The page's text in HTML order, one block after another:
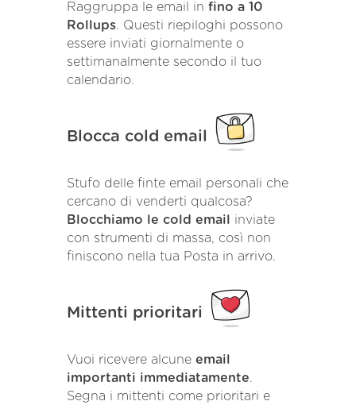
Raggruppa le email in fino a 10
Rollups. Questi riepiloghi possono
essere inviati giornalmente o
settimanalmente secondo il tuo
calendario.
Blocca cold email
Stufo delle finte email personali che
cercano di venderti qualcosa?
Blocchiamo le cold email
inviate
con strumenti di massa, così non
finiscono nella tua Posta in arrivo.
Mittenti prioritari
Vuoi ricevere alcune email
importanti immediatamente.
Segna i mittenti come prioritari e